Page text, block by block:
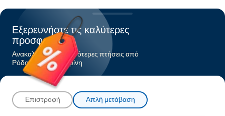
Εξερευνήστε τις καλύτερες
προσφορές
Ανακαλύψτε τις φθηνότερες πτήσεις από
Ρόδοςπρος Σαντορίνη
Επιστροφή Απλή μετάβαση